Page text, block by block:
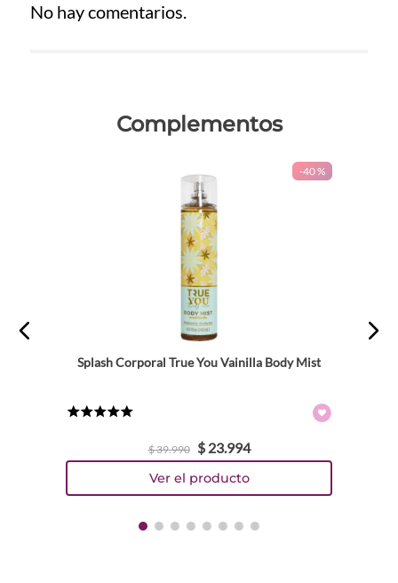
Título
Escribe un comentario
ENVIAR COMENTARIO
No hay comentarios.
Complementos
-40 %
Splash Corporal True You Vainilla Body Mist
$39.990 $ 23.994